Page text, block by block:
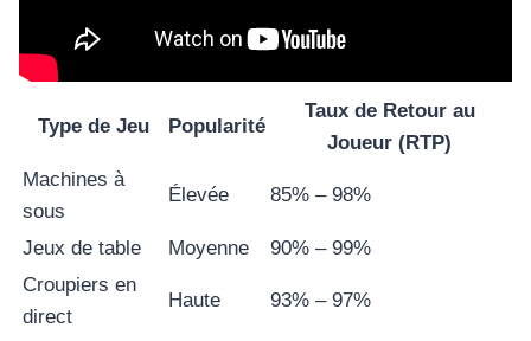
Type de Jeu Popularité
Taux de Retour au
Joueur (RTP)
Machines à
sous
Élevée 85% – 98%
Jeux de table Moyenne
90% – 99%
Croupiers en
direct
Haute 93% – 97%